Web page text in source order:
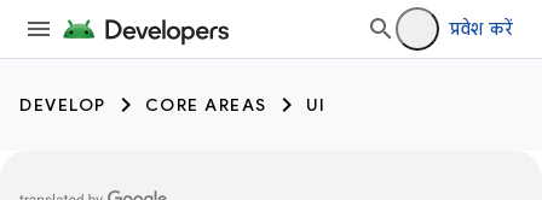
प्रवेश करें
DEVELOP CORE AREAS UI